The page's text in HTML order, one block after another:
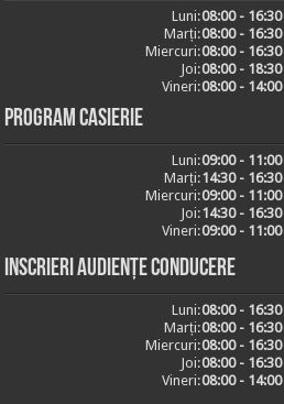
Luni:08:00 - 16:30
Marți:08:00 - 16:30
Miercuri:08:00 - 16:30
Joi:08:00 - 18:30
Vineri:08:00 - 14:00
Program casierie
Luni:09:00 - 11:00
Marți:14:30 - 16:30
Miercuri:09:00 - 11:00
Joi:14:30 - 16:30
Vineri:09:00 - 11:00
Inscrieri audiențe conducere
Luni:08:00 - 16:30
Marți:08:00 - 16:30
Miercuri:08:00 - 16:30
Joi:08:00 - 16:30
Vineri:08:00 - 14:00